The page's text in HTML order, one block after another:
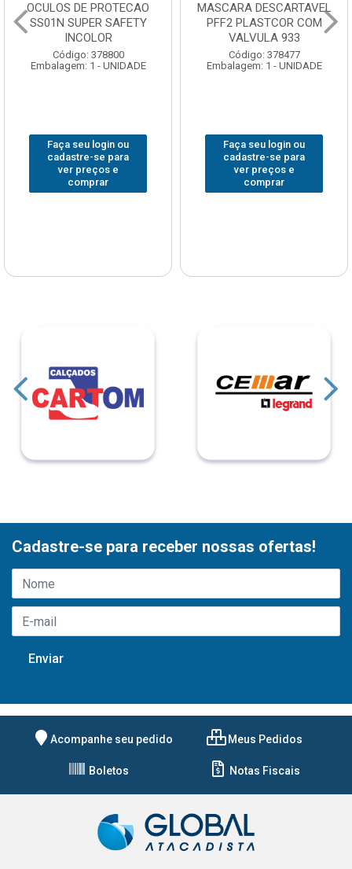
OCULOS DE PROTECAO
SS01N SUPER SAFETY
INCOLOR
Código: 378800
Embalagem: 1 - UNIDADE
Faça seu login ou
cadastre-se para
ver preços e
comprar
MASCARA DESCARTAVEL
PFF2 PLASTCOR COM
VALVULA 933
Código: 378477
Embalagem: 1 - UNIDADE
Faça seu login ou
cadastre-se para
ver preços e
comprar
Cadastre-se para receber nossas ofertas!
Acompanhe seu pedido Meus Pedidos
Boletos Notas Fiscais